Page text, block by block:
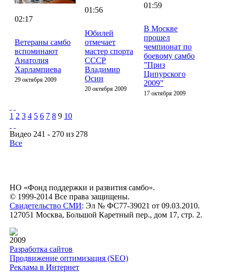
02:17
Ветераны самбо
вспоминают
Анатолия
Харлампиева
29 октября 2009
01:56
Юбилей
отмечает
мастер спорта
СССР
Владимир
Осин
20 октября 2009
01:59
В Москве
прошел
чемпионат по
боевому самбо
”Приз
Ципурского
2009”
17 октября 2009
1 2 3 4 5 6 7 8 9 10
Видео 241 - 270 из 278
Все
НО «Фонд поддержки и развития самбо».
© 1999-2014 Все права защищены.
Свидетельство СМИ: Эл № ФС77-39021 от 09.03.2010.
127051 Москва, Большой Каретный пер., дом 17, стр. 2.
2009
Разработка сайтов
Продвижение оптимизация (SEO)
Реклама в Интернет